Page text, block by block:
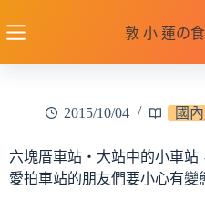
至
敦 小 蓮の
2015/10/04 國
六塊厝車站‧大站中的小車站
愛拍車站的朋友們要小心有變